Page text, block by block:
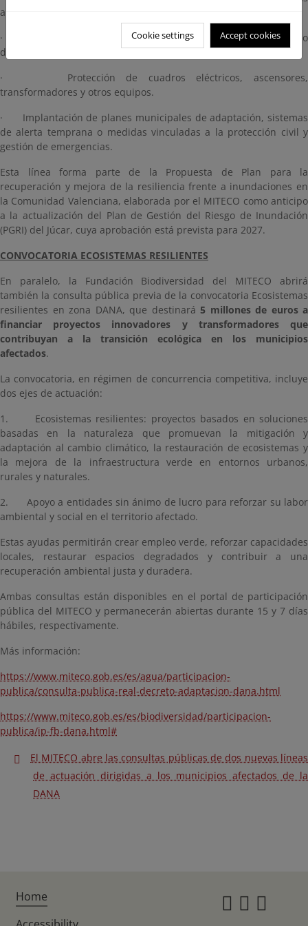
antirretorno.
· Obras de impermeabilización, rediseño de fachadas y sellado
de accesos vulnerables.
· Protección de cuadros eléctricos, ascensores,
transformadores y otros equipos.
· Implantación de planes municipales de adaptación, sistemas
de alerta temprana o medidas vinculadas a la protección civil y
gestión de emergencias.
Esta línea forma parte de la Propuesta de Plan para la
recuperación y mejora de la resiliencia frente a inundaciones en
la Comunidad Valenciana, elaborada por el MITECO como anticipo
a la actualización del Plan de Gestión del Riesgo de Inundación
(PGRI) del Júcar, cuya aprobación está prevista para 2027.
CONVOCATORIA ECOSISTEMAS RESILIENTES
En paralelo, la Fundación Biodiversidad del MITECO abrirá
también la consulta pública previa de la convocatoria Ecosistemas
resilientes en zona DANA, que destinará 5 millones de euros a
financiar proyectos innovadores y transformadores que
contribuyan a la transición ecológica en los municipios
afectados.
La convocatoria, en régimen de concurrencia competitiva, incluye
dos ejes de actuación:
1. Ecosistemas resilientes: proyectos basados en soluciones
basadas en la naturaleza que promuevan la mitigación y
adaptación al cambio climático, la restauración de ecosistemas y
la mejora de la infraestructura verde en entornos urbanos,
rurales y naturales.
2. Apoyo a entidades sin ánimo de lucro para reforzar su labor
ambiental y social en el territorio afectado.
Estas ayudas permitirán crear empleo verde, reforzar capacidades
locales, restaurar espacios degradados y contribuir a una
recuperación ambiental justa y duradera.
Ambas consultas están disponibles en el portal de participación
pública del MITECO y permanecerán abiertas durante 15 y 7 días
hábiles, respectivamente.
Más información:
https://www.miteco.gob.es/es/agua/participacion-
publica/consulta-publica-real-decreto-adaptacion-dana.html
https://www.miteco.gob.es/es/biodiversidad/participacion-
publica/ip-fb-dana.html#
El MITECO abre las consultas públicas de dos nuevas líneas
de actuación dirigidas a los municipios afectados de la
DANA
Cookie settings Accept cookies
Home